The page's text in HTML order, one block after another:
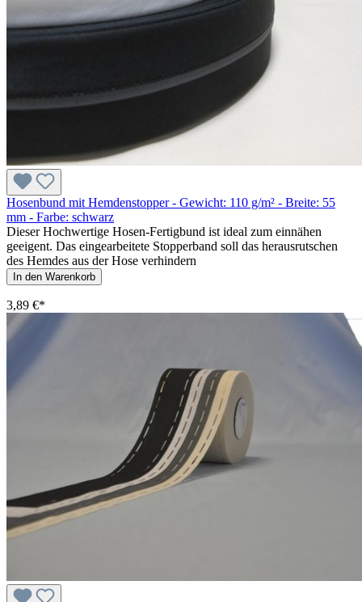
Hosenbund mit Hemdenstopper - Gewicht: 110 g/m² - Breite: 55
mm - Farbe: schwarz
Dieser Hochwertige Hosen-Fertigbund ist ideal zum einnähen
geeigent. Das eingearbeitete Stopperband soll das herausrutschen
des Hemdes aus der Hose verhindern
In den Warenkorb
3,89 €*